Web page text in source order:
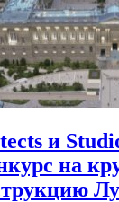
и
на